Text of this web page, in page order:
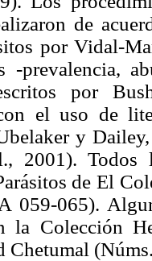
de
por Vidal-
-prevalencia,
por
el uso de
y
2001). Todos
de El
059-065).
la Colección
Chetumal